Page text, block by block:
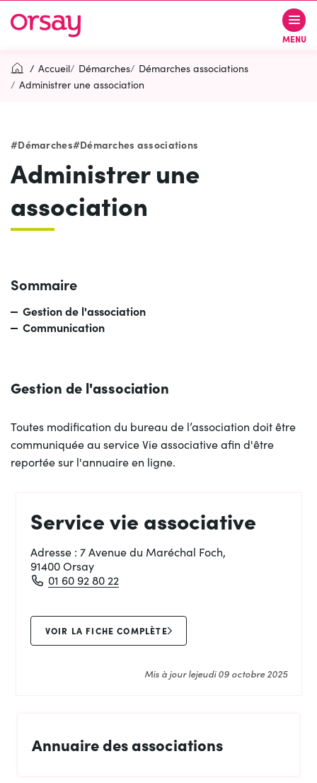
navigation
au
au
page
Ville d’Orsay MENU
Contactez-nous Accessibilité
PARTICIPEZ
Accueil Démarches
Démarches associations
Administrer une association
Démarches Démarches associations
Administrer une
association
Sommaire
Gestion de l'association
Communication
Gestion de l'association
Toutes modification du bureau de l’association doit être
communiquée au service Vie associative afin d'être
reportée sur l'annuaire en ligne.
Service vie associative
Adresse : 7 Avenue du Maréchal Foch,
91400 Orsay
01 60 92 80 22
VOIR LA FICHE COMPLÈTE
Mis à jour lejeudi 09 octobre 2025
Annuaire des associations